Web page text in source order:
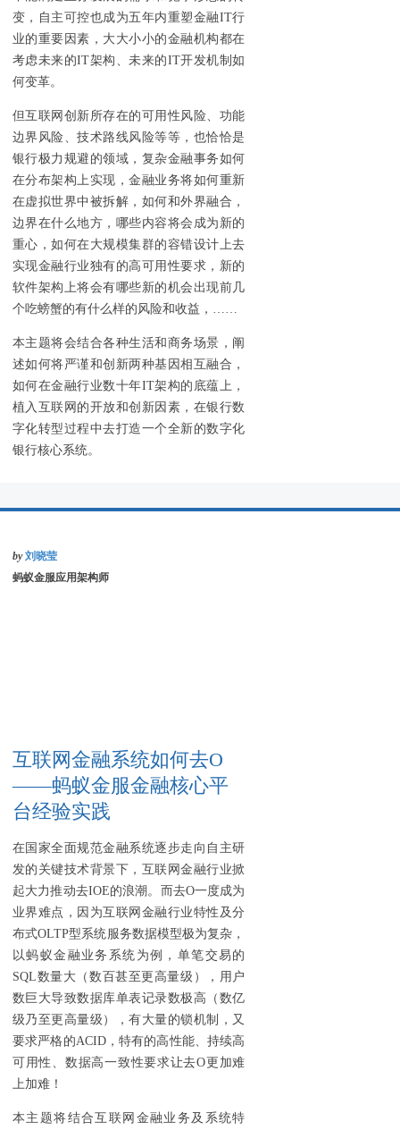
变，自主可控也成为五年内重塑金融IT行
业的重要因素，大大小小的金融机构都在
考虑未来的IT架构、未来的IT开发机制如
何变革。
但互联网创新所存在的可用性风险、功能
边界风险、技术路线风险等等，也恰恰是
银行极力规避的领域，复杂金融事务如何
在分布架构上实现，金融业务将如何重新
在虚拟世界中被拆解，如何和外界融合，
边界在什么地方，哪些内容将会成为新的
重心，如何在大规模集群的容错设计上去
实现金融行业独有的高可用性要求，新的
软件架构上将会有哪些新的机会出现前几
个吃螃蟹的有什么样的风险和收益，……
本主题将会结合各种生活和商务场景，阐
述如何将严谨和创新两种基因相互融合，
如何在金融行业数十年IT架构的底蕴上，
植入互联网的开放和创新因素，在银行数
字化转型过程中去打造一个全新的数字化
银行核心系统。
by 刘晓莹
蚂蚁金服应用架构师
互联网金融系统如何去O
——蚂蚁金服金融核心平
台经验实践
在国家全面规范金融系统逐步走向自主研
发的关键技术背景下，互联网金融行业掀
起大力推动去IOE的浪潮。而去O一度成为
业界难点，因为互联网金融行业特性及分
布式OLTP型系统服务数据模型极为复杂，
以蚂蚁金融业务系统为例，单笔交易的
SQL数量大（数百甚至更高量级），用户
数巨大导致数据库单表记录数极高（数亿
级乃至更高量级），有大量的锁机制，又
要求严格的ACID，特有的高性能、持续高
可用性、数据高一致性要求让去O更加难
上加难！
本主题将结合互联网金融业务及系统特